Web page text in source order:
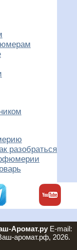
разобраться
Аромат.ру E-mail:
аромат.рф, 2026.